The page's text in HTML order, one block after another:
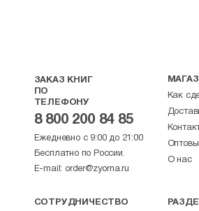
ЗАКАЗ КНИГ
ПО
ТЕЛЕФОНУ
8 800 200 84 85
Ежедневно с 9:00 до 21:00
Бесплатно по России.
E-mail: order@zyorna.ru
Как
О нас
СОТРУДНИЧЕСТВО